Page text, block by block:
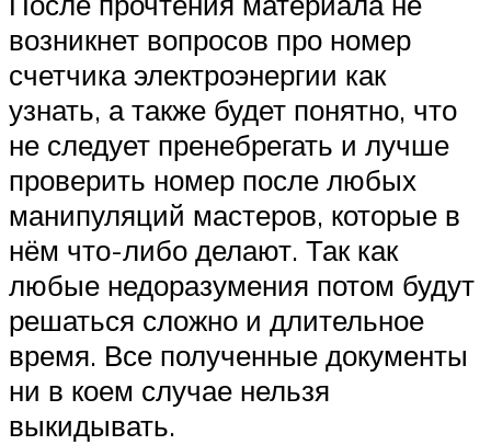
возникнет вопросов про номер
счетчика электроэнергии как
узнать, а также будет понятно, что
не следует пренебрегать и лучше
проверить номер после любых
манипуляций мастеров, которые в
нём что-либо делают. Так как
любые недоразумения потом будут
решаться сложно и длительное
время. Все полученные документы
ни в коем случае нельзя
выкидывать.